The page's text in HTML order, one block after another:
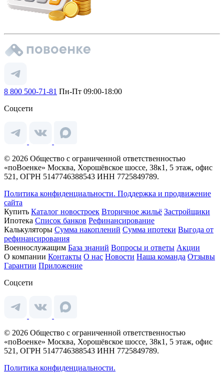
8 800 500-71-81 Пн-Пт 09:00-18:00
Соцсети
© 2026 Общество с ограниченной ответственностью
«поВоенке» Москва, Хорошёвское шоссе, 38к1, 5 этаж, офис
521, ОГРН 5147746388543 ИНН 7725849789.
Политика конфиденциальности. Поддержка и продвижение
сайта
Купить Каталог новостроек Вторичное жильё Застройщики
Ипотека Список банков Рефинансирование
Калькуляторы Сумма накоплений Сумма ипотеки Выгода от
рефинансирования
Военнослужащим База знаний Вопросы и ответы Акции
О компании Контакты О нас Новости Наша команда Отзывы
Гарантии Приложение
Соцсети
© 2026 Общество с ограниченной ответственностью
«поВоенке» Москва, Хорошёвское шоссе, 38к1, 5 этаж, офис
521, ОГРН 5147746388543 ИНН 7725849789.
Политика конфиденциальности.